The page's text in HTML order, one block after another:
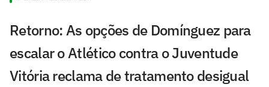
Retorno: As opções de Domínguez para
escalar o Atlético contra o Juventude
Vitória reclama de tratamento desigual